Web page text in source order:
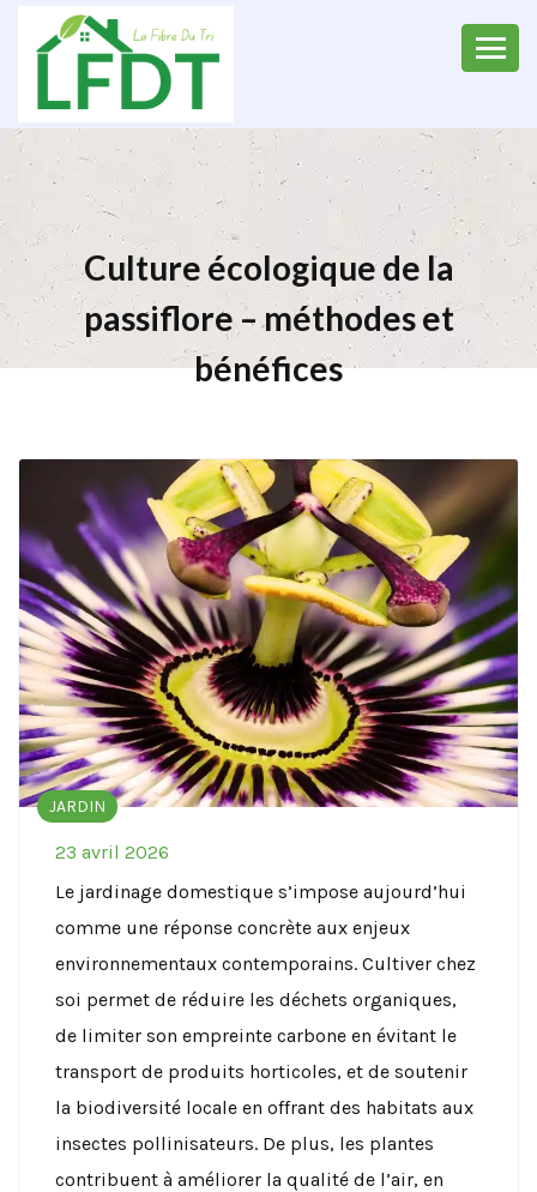
Culture écologique de la
passiflore – méthodes et
bénéfices
JARDIN
23 avril 2026
Le jardinage domestique s’impose aujourd’hui
comme une réponse concrète aux enjeux
environnementaux contemporains. Cultiver chez
soi permet de réduire les déchets organiques,
de limiter son empreinte carbone en évitant le
transport de produits horticoles, et de soutenir
la biodiversité locale en offrant des habitats aux
insectes pollinisateurs. De plus, les plantes
contribuent à améliorer la qualité de l’air, en